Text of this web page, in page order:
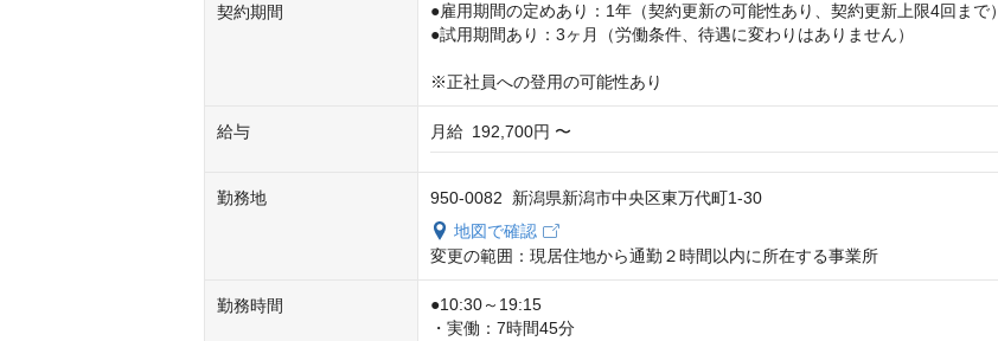
契約期間
●雇用期間の定めあり：1年（契約更新の可能性あり、契約更新上限4回まで）
●試用期間あり：3ヶ月（労働条件、待遇に変わりはありません）
※正社員への登用の可能性あり
給与 月給 192,700円 〜
勤務地
950-0082 新潟県新潟市中央区東万代町1-30
地図で確認
変更の範囲：現居住地から通勤２時間以内に所在する事業所
勤務時間
●10:30～19:15
・実働：7時間45分